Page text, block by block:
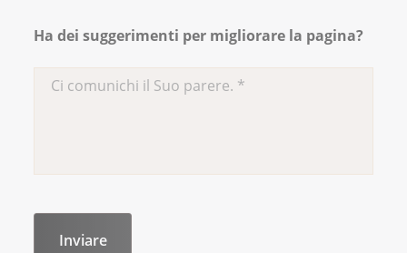
Ha dei suggerimenti per migliorare la pagina?